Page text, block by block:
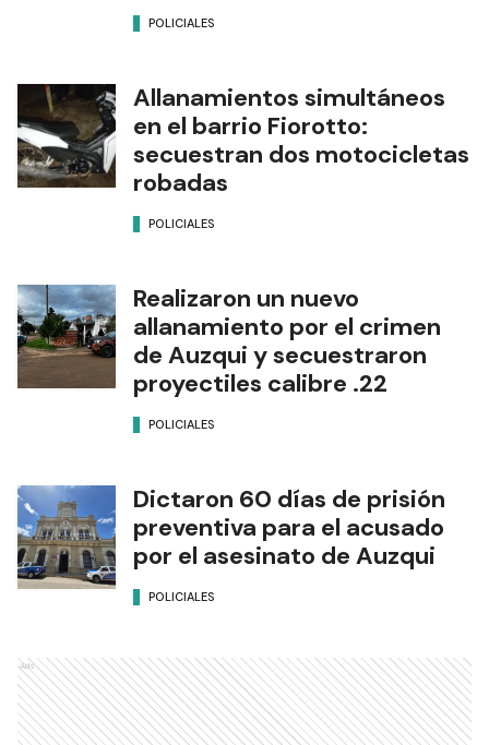
POLICIALES
Allanamientos simultáneos
en el barrio Fiorotto:
secuestran dos motocicletas
robadas
POLICIALES
Realizaron un nuevo
allanamiento por el crimen
de Auzqui y secuestraron
proyectiles calibre .22
POLICIALES
Dictaron 60 días de prisión
preventiva para el acusado
por el asesinato de Auzqui
POLICIALES
Ads